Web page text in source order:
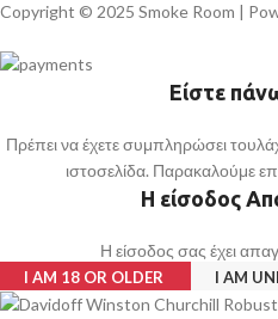
Copyright © 2025 Smoke Room |
Είστε
Πρέπει να έχετε συμπληρώσει
ιστοσελίδα. Παρακαλούμε
Η είσοδος
Η είσοδος σας έχει
I AM 18 OR OLDER I AM